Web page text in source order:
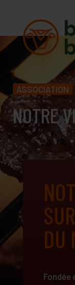
ASSOCIATION
NOTRE
DU
Fondée